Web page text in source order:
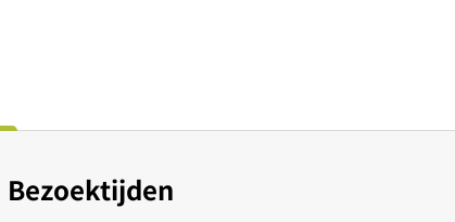
Bezoektijden